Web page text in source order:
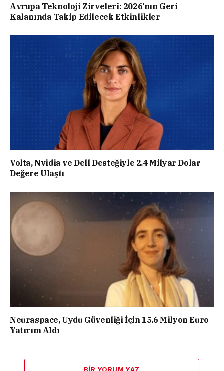
Avrupa Teknoloji Zirveleri: 2026’nın Geri
Kalanında Takip Edilecek Etkinlikler
Volta, Nvidia ve Dell Desteğiyle 2.4 Milyar Dolar
Değere Ulaştı
Neuraspace, Uydu Güvenliği İçin 15.6 Milyon Euro
Yatırım Aldı
BIR YORUM YAZ